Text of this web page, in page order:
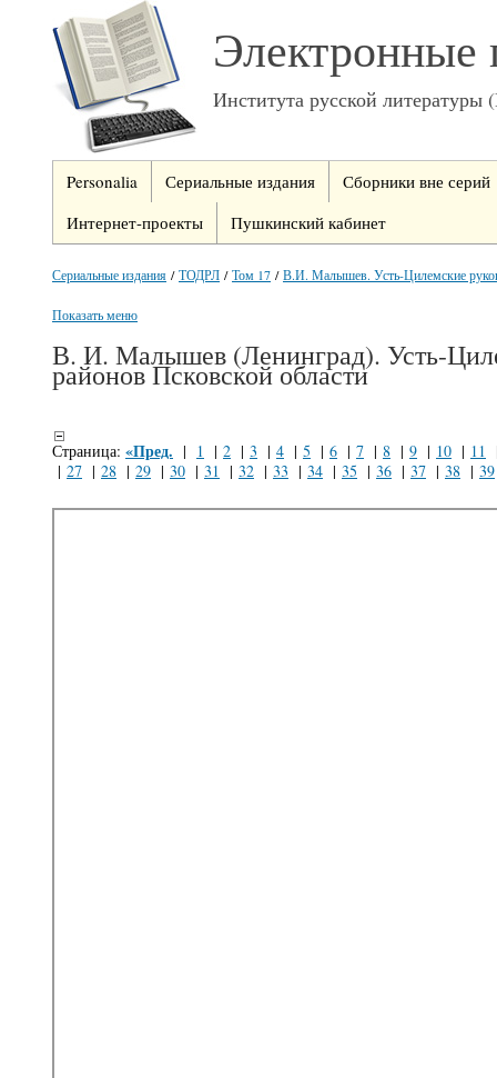
Электронные
Института русской
Personalia Сериальные издания
Сборники вне серий
Интернет-проекты
Пушкинский кабинет
Сериальные издания /ТОДРЛ /Том 17 /В.И. Малышев. Усть-Цилемские
Показать меню
В. И. Малышев (Ленинград). Усть-
районов Псковской области
Страница: «Пред. | 1 | 2 | 3 | 4 | 5 | 6 | 7 | 8 | 9 | 10 | 11
| 27 | 28 | 29 | 30 | 31 | 32 | 33 | 34 | 35 | 36 | 37 | 38 | 39